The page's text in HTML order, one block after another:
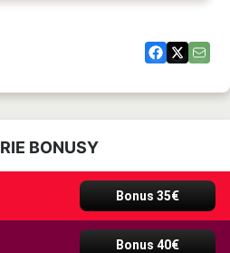
BONUSY
Bonus 35€
Bonus 40€